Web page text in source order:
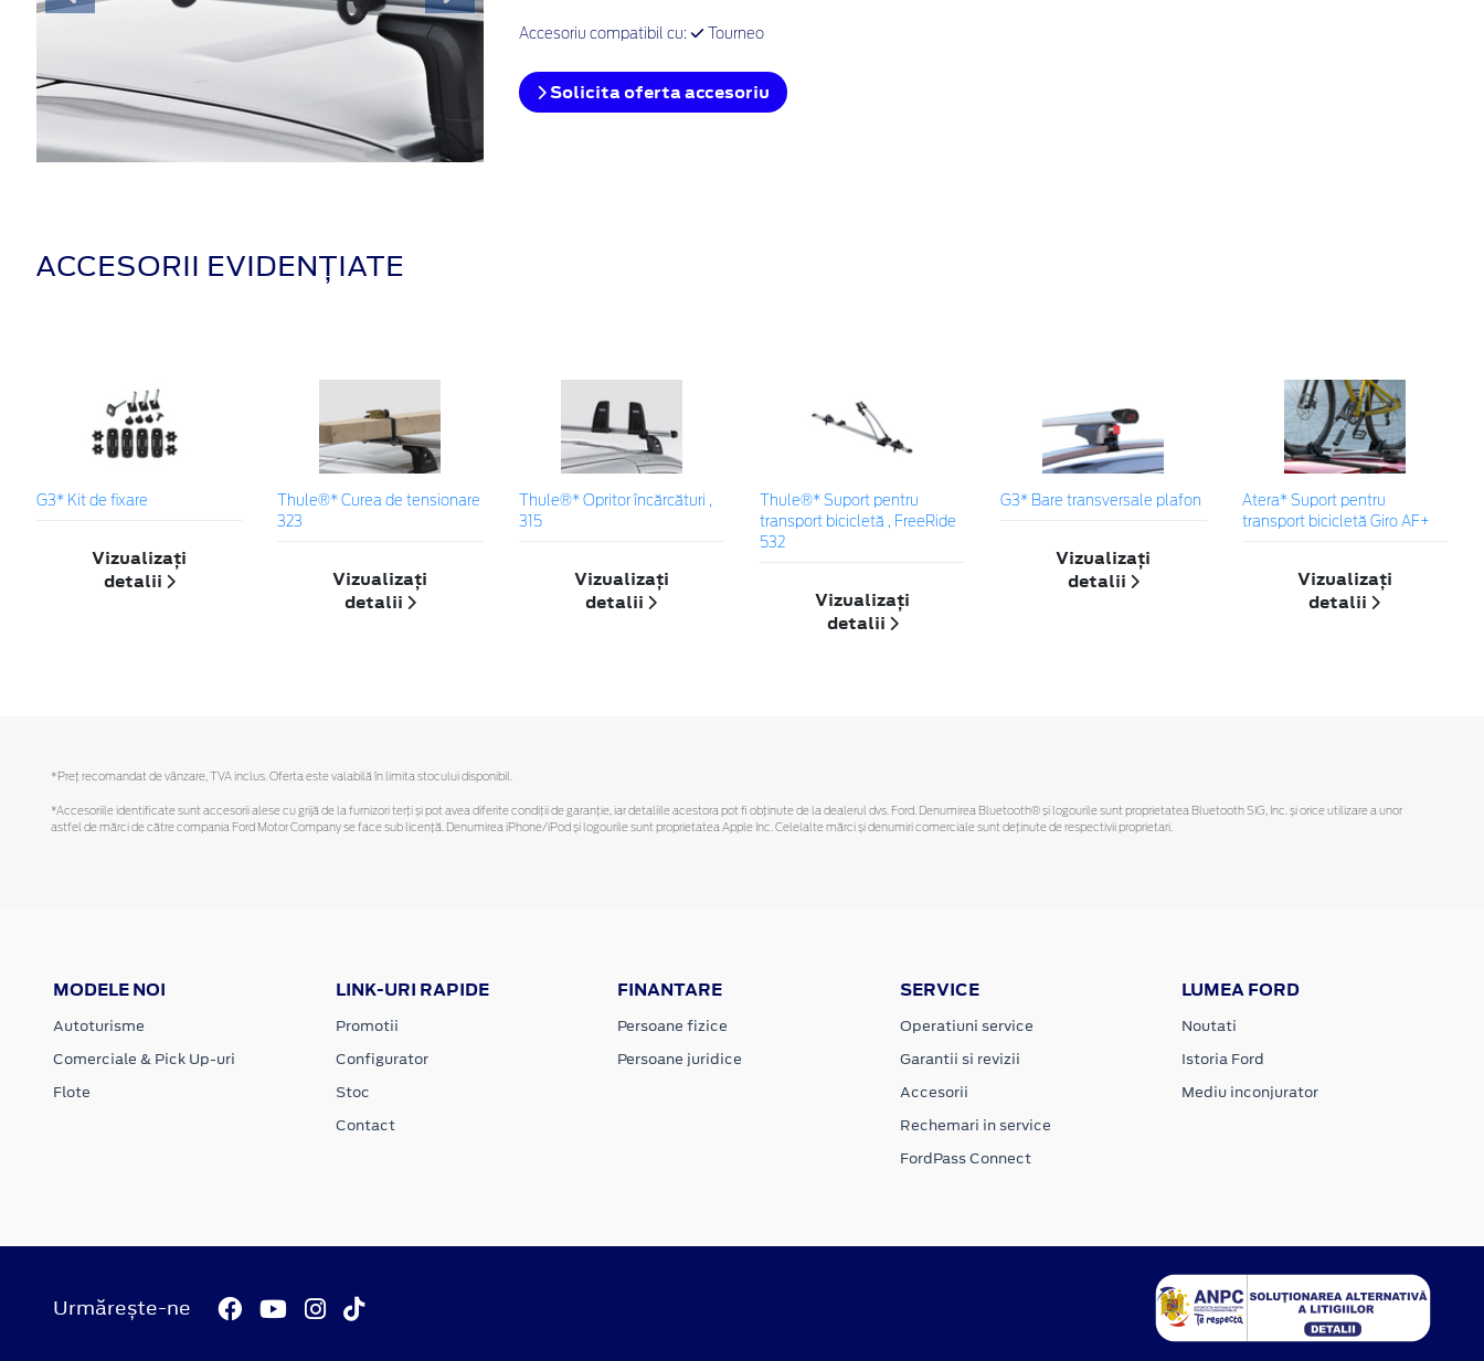
Accesoriu compatibil cu: Tourneo
Solicita oferta accesoriu
ACCESORII EVIDENȚIATE
G3* Kit de fixare
Vizualizați
detalii
Thule®* Curea de tensionare
323
Vizualizați
detalii
Thule®* Opritor încărcături ,
315
Vizualizați
detalii
Thule®* Suport pentru
transport bicicletă , FreeRide
532
Vizualizați
detalii
G3* Bare transversale plafon
Vizualizați
detalii
Atera* Suport pentru
transport bicicletă Giro AF+
Vizualizați
detalii
*Preţ recomandat de vânzare, TVA inclus. Oferta este valabilă în limita stocului disponibil.
*Accesoriile identificate sunt accesorii alese cu grijă de la furnizori terți și pot avea diferite condiții de garanție, iar detaliile acestora pot fi obținute de la dealerul dvs. Ford. Denumirea Bluetooth® și logourile sunt proprietatea Bluetooth SIG, Inc. și orice utilizare a unor
astfel de mărci de către compania Ford Motor Company se face sub licență. Denumirea iPhone/iPod și logourile sunt proprietatea Apple Inc. Celelalte mărci și denumiri comerciale sunt deținute de respectivii proprietari.
MODELE NOI
Autoturisme
Comerciale & Pick Up-uri
Flote
LINK-URI RAPIDE
Promotii
Configurator
Stoc
Contact
FINANTARE
Persoane fizice
Persoane juridice
SERVICE
Operatiuni service
Garantii si revizii
Accesorii
Rechemari in service
FordPass Connect
LUMEA FORD
Noutati
Istoria Ford
Mediu inconjurator
Urmărește-ne